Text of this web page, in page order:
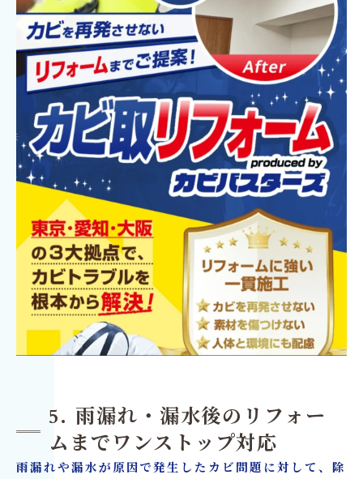
5. 雨漏れ・漏水後のリフォー
ムまでワンストップ対応
雨漏れや漏水が原因で発生したカビ問題に対して、除